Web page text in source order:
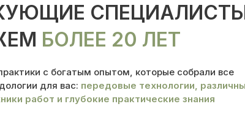
БОЛЕЕ 20 ЛЕТ
с богатым опытом, которые собрали все
для вас: передовые технологии,
работ и глубокие практические знания